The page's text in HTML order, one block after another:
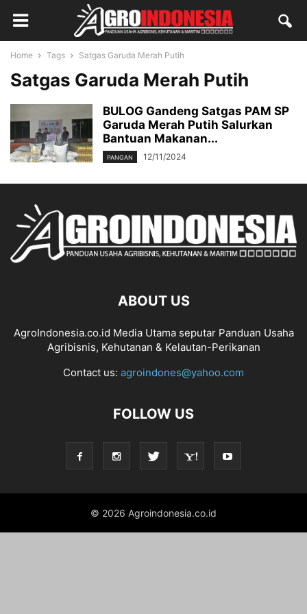
Home Tags Satgas Garuda Merah Putih
Satgas Garuda Merah Putih
BULOG Gandeng Satgas PAM SP
Garuda Merah Putih Salurkan
Bantuan Makanan...
PANGAN 12/11/2024
ABOUT US
AgroIndonesia.co.id Media Utama seputar Panduan Usaha
Agribisnis, Kehutanan & Kelautan-Perikanan
Contact us: agroindones@yahoo.com
FOLLOW US
© 2026 Agroindonesia.co.id